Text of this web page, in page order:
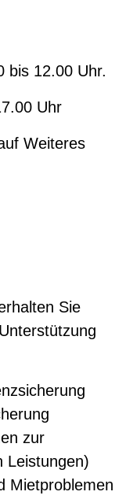
bis 12.00 Uhr.
Uhr
Weiteres
Sie
zur
Leistungen)
Mietproblemen